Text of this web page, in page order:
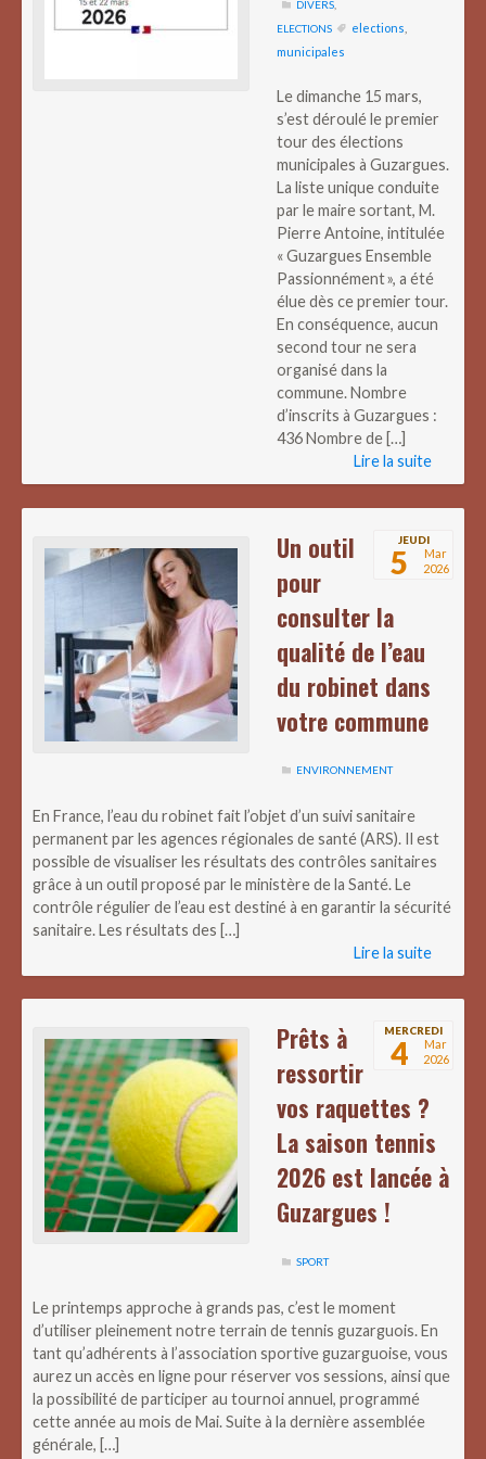
DIVERS
ELECTIONS
elections
municipales
Le dimanche 15 mars,
s’est déroulé le premier
tour des élections
municipales à Guzargues.
La liste unique conduite
par le maire sortant, M.
Pierre Antoine, intitulée
« Guzargues Ensemble
Passionnément », a été
élue dès ce premier tour.
En conséquence, aucun
second tour ne sera
organisé dans la
commune. Nombre
d’inscrits à Guzargues :
436 Nombre de […]
Lire la suite
JEUDI
5
Mar
2026
Un outil
pour
consulter la
qualité de l’eau
du robinet dans
votre commune
ENVIRONNEMENT
En France, l’eau du robinet fait l’objet d’un suivi sanitaire
permanent par les agences régionales de santé (ARS). Il est
possible de visualiser les résultats des contrôles sanitaires
grâce à un outil proposé par le ministère de la Santé. Le
contrôle régulier de l’eau est destiné à en garantir la sécurité
sanitaire. Les résultats des […]
Lire la suite
MERCREDI
4
Mar
2026
Prêts à
ressortir
vos raquettes ?
La saison tennis
2026 est lancée à
Guzargues !
SPORT
Le printemps approche à grands pas, c’est le moment
d’utiliser pleinement notre terrain de tennis guzarguois. En
tant qu’adhérents à l’association sportive guzarguoise, vous
aurez un accès en ligne pour réserver vos sessions, ainsi que
la possibilité de participer au tournoi annuel, programmé
cette année au mois de Mai. Suite à la dernière assemblée
générale, […]